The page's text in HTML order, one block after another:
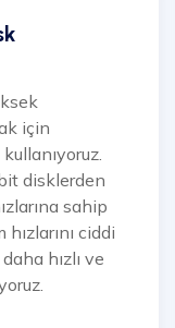
için
disklerden
sahip
ciddi
hızlı ve